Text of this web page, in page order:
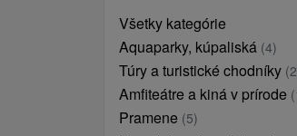
Všetky kategórie
Aquaparky, kúpaliská (4)
Túry a turistické chodníky
Amfiteátre a kiná v prírode
Pramene (5)